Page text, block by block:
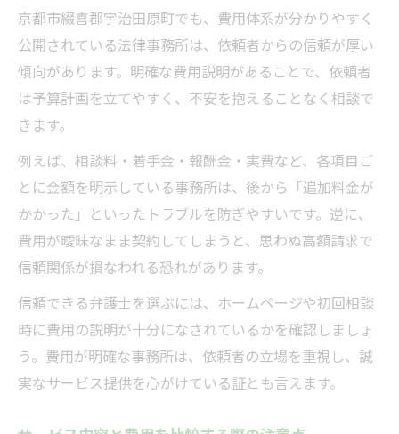
京都市綴喜郡宇治田原町でも、費用体系が分かりやすく
公開されている法律事務所は、依頼者からの信頼が厚い
傾向があります。明確な費用説明があることで、依頼者
は予算計画を立てやすく、不安を抱えることなく相談で
きます。
例えば、相談料・着手金・報酬金・実費など、各項目ご
とに金額を明示している事務所は、後から「追加料金が
かかった」といったトラブルを防ぎやすいです。逆に、
費用が曖昧なまま契約してしまうと、思わぬ高額請求で
信頼関係が損なわれる恐れがあります。
信頼できる弁護士を選ぶには、ホームページや初回相談
時に費用の説明が十分になされているかを確認しましょ
う。費用が明確な事務所は、依頼者の立場を重視し、誠
実なサービス提供を心がけている証とも言えます。